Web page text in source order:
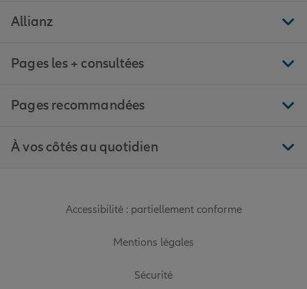
Allianz
Pages les + consultées
Pages recommandées
À vos côtés au quotidien
Accessibilité : partiellement conforme
Mentions légales
Sécurité